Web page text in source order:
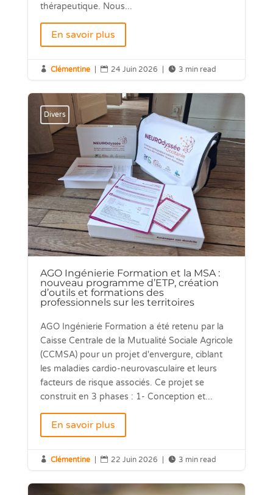
thérapeutique. Nous...
En savoir plus
 Clémentine  24 Juin 2026  3 min read
Divers
AGO Ingénierie Formation et la MSA :
nouveau programme d’ETP, création
d’outils et formations des
professionnels sur les territoires
AGO Ingénierie Formation a été retenu par la
Caisse Centrale de la Mutualité Sociale Agricole
(CCMSA) pour un projet d'envergure, ciblant
les maladies cardio-neurovasculaire et leurs
facteurs de risque associés. Ce projet se
construit en 3 phases : 1- Conception et...
En savoir plus
 Clémentine  22 Juin 2026  3 min read